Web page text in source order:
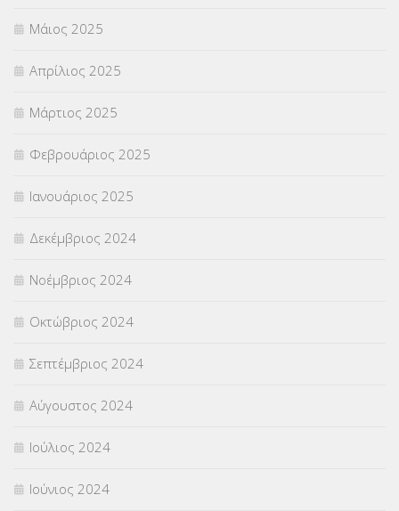
Μάιος 2025
Απρίλιος 2025
Μάρτιος 2025
Φεβρουάριος 2025
Ιανουάριος 2025
Δεκέμβριος 2024
Νοέμβριος 2024
Οκτώβριος 2024
Σεπτέμβριος 2024
Αύγουστος 2024
Ιούλιος 2024
Ιούνιος 2024